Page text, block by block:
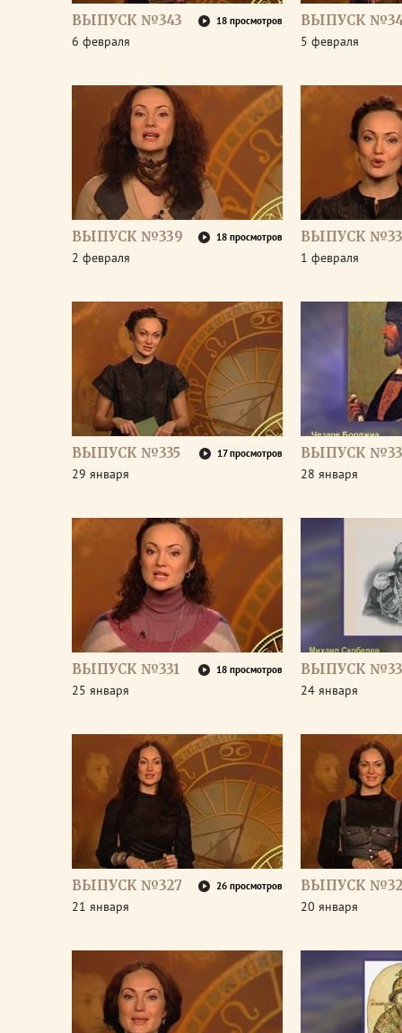
ВЫПУСК №343 18 просмотров
6 февраля
ВЫПУСК
5 февраля
ВЫПУСК №339 18 просмотров
2 февраля
ВЫПУСК
1 февраля
ВЫПУСК №335 17 просмотров
29 января
ВЫПУСК
28 января
ВЫПУСК №331 18 просмотров
25 января
ВЫПУСК
24 января
ВЫПУСК №327 26 просмотров
21 января
ВЫПУСК
20 января